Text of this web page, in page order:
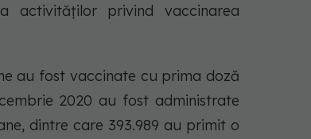
activităţilor privind vaccinarea
au fost vaccinate cu prima doză
2020 au fost administrate
dintre care 393.989 au primit o